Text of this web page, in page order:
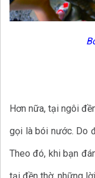
Hơn nữa, tại ngôi
gọi là bói nước. Do
Theo đó, khi bạn